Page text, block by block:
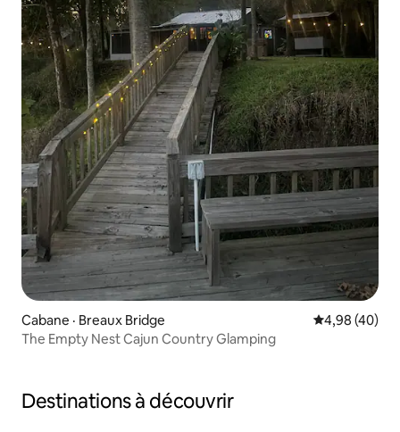
Cabane · Breaux Bridge Note
4,98 (40)
The Empty Nest Cajun Country Glamping
Destinations à découvrir